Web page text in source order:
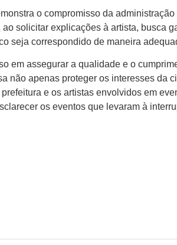
o compromisso da
solicitar explicações à artista, busca
seja correspondido de maneira
em assegurar a qualidade e o
não apenas proteger os interesses da
e os artistas envolvidos em
os eventos que levaram à